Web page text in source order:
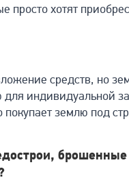
просто хотят
средств, но
индивидуальной
землю под